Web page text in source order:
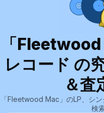
「
レコード の
＆査
「Fleetwood Mac」のLP、シ
検